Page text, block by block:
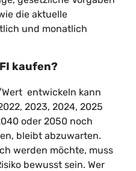
die aktuelle
und monatlich
kaufen?
Wert entwickeln kann
2023, 2024, 2025
oder 2050 noch
bleibt abzuwarten.
werden möchte, muss
bewusst sein. Wer